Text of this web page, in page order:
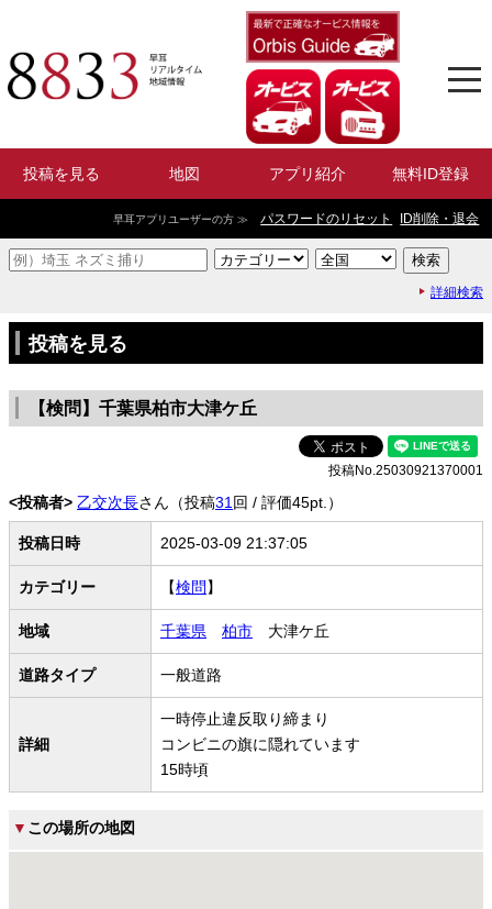
投稿を見る 地図 アプリ紹介 無料ID登録
早耳アプリユーザーの方 ≫ パスワードのリセット ID削除・退会
詳細検索
投稿を見る
【検問】千葉県柏市大津ケ丘
投稿No.25030921370001
<投稿者> 乙交次長さん（投稿31 回 / 評価45pt.）
投稿日時 2025-03-09 21:37:05
カテゴリー 【検問 】
地域 千葉県 柏市 大津ケ丘
道路タイプ 一般道路
詳細
一時停止違反取り締まり
コンビニの旗に隠れています
15時頃
▼ この場所の地図